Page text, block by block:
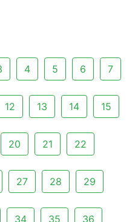
4 5 6 7
12 13 14 15
20 21 22
27 28 29
34 35 36